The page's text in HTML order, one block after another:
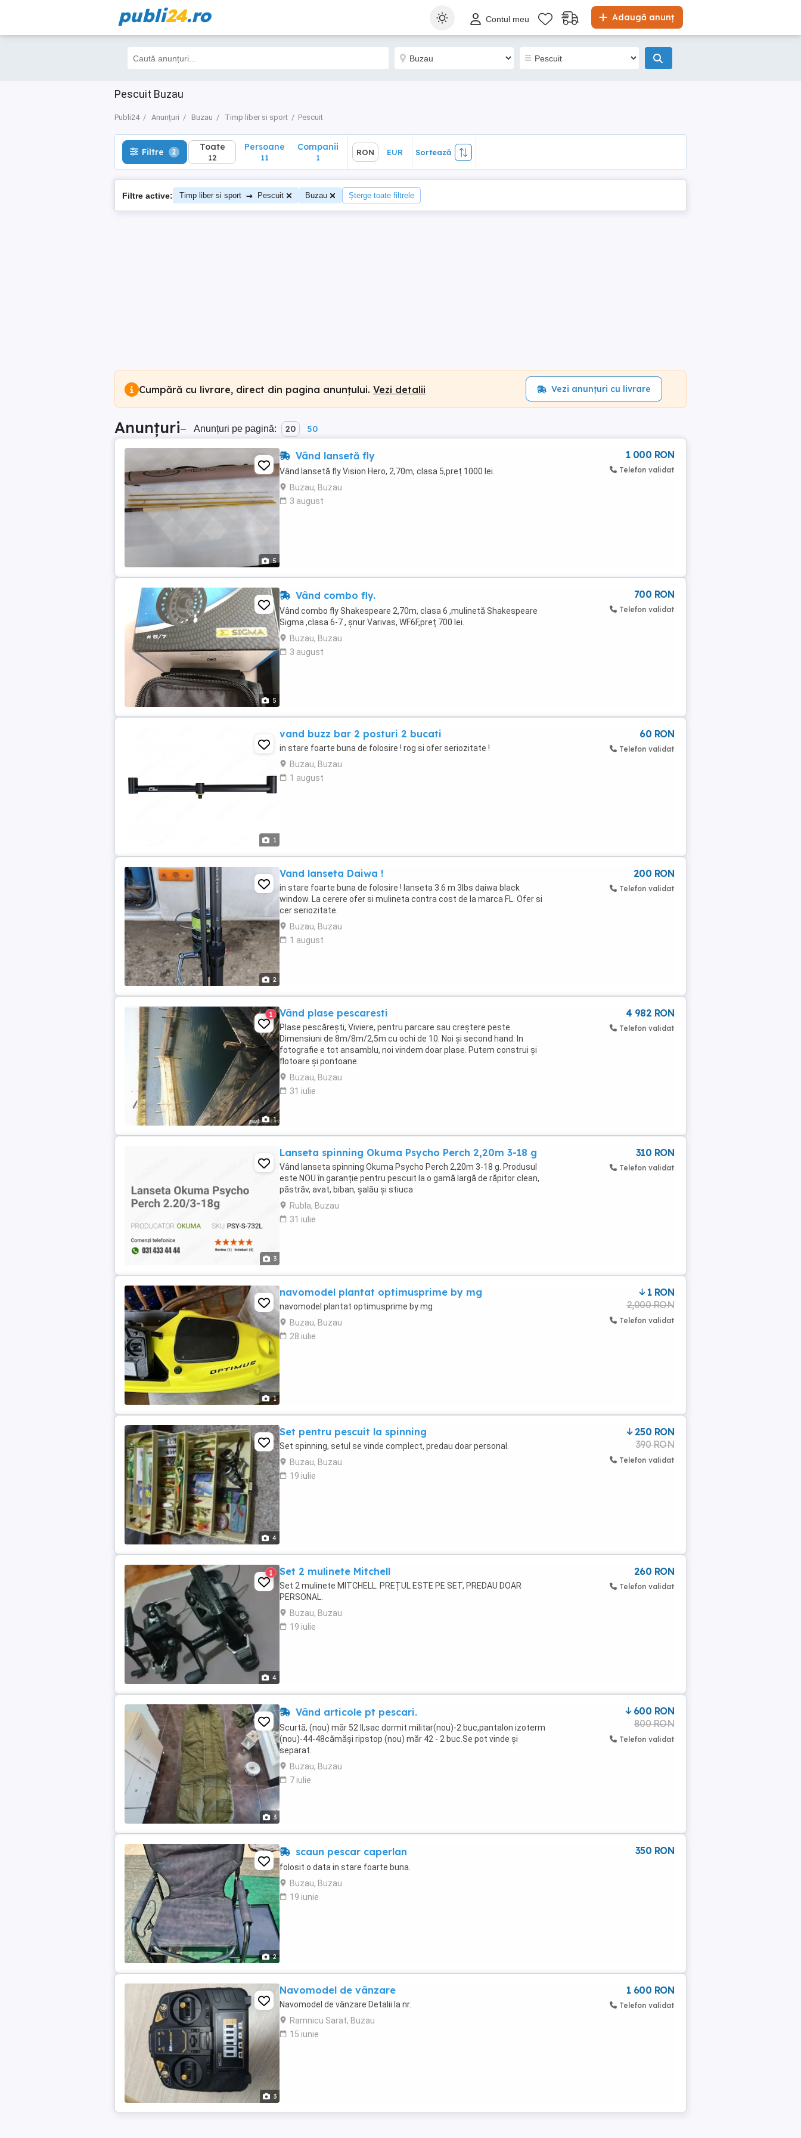
publi24.ro Adaugă anunț
Contul meu
Pescuit Buzau
Publi24 Anunțuri Buzau Timp liber si sport Pescuit
Filtre 2 Toate
12
Sortează
Filtre 2 Toate
12
Persoane
11
Companii
1
RON EUR Sortează
Filtre active: Timp liber si sport → Pescuit Buzau Șterge toate filtrele
Cumpără cu livrare, direct din pagina anunțului. Vezi detalii Vezi anunțuri cu livrare
Anunțuri– Anunțuri pe pagină: 20 50
5
Vând lansetă fly
Vând lansetă fly Vision Hero, 2,70m, clasa 5,preț 1000 lei.
Buzau, Buzau
3 august
1 000 RON
Telefon validat
5
Vând combo fly.
Vând combo fly Shakespeare 2,70m, clasa 6 ,mulinetă Shakespeare
Sigma ,clasa 6-7 , șnur Varivas, WF6F,preț 700 lei.
Buzau, Buzau
3 august
700 RON
Telefon validat
1
vand buzz bar 2 posturi 2 bucati
in stare foarte buna de folosire ! rog si ofer seriozitate !
Buzau, Buzau
1 august
60 RON
Telefon validat
2
Vand lanseta Daiwa !
in stare foarte buna de folosire ! lanseta 3.6 m 3lbs daiwa black
window. La cerere ofer si mulineta contra cost de la marca FL. Ofer si
cer seriozitate.
Buzau, Buzau
1 august
200 RON
Telefon validat
1
1 Vând plase pescaresti
Plase pescărești, Viviere, pentru parcare sau creștere peste.
Dimensiuni de 8m/8m/2,5m cu ochi de 10. Noi și second hand. In
fotografie e tot ansamblu, noi vindem doar plase. Putem construi și
flotoare și pontoane.
Buzau, Buzau
31 iulie
4 982 RON
Telefon validat
3
Lanseta spinning Okuma Psycho Perch 2,20m 3-18 g
Vând lanseta spinning Okuma Psycho Perch 2,20m 3-18 g. Produsul
este NOU în garanție pentru pescuit la o gamă largă de răpitor clean,
păstrăv, avat, biban, șalău și stiuca
Rubla, Buzau
31 iulie
310 RON
Telefon validat
1
navomodel plantat optimusprime by mg
navomodel plantat optimusprime by mg
Buzau, Buzau
28 iulie
1 RON
2,000 RON
Telefon validat
4
Set pentru pescuit la spinning
Set spinning, setul se vinde complect, predau doar personal.
Buzau, Buzau
19 iulie
250 RON
390 RON
Telefon validat
4
1 Set 2 mulinete Mitchell
Set 2 mulinete MITCHELL. PREȚUL ESTE PE SET, PREDAU DOAR
PERSONAL.
Buzau, Buzau
19 iulie
260 RON
Telefon validat
3
Vând articole pt pescari.
Scurtă, (nou) măr 52 ll,sac dormit militar(nou)-2 buc,pantalon izoterm
(nou)-44-48cămăși ripstop (nou) măr 42 - 2 buc.Se pot vinde și
separat.
Buzau, Buzau
7 iulie
600 RON
800 RON
Telefon validat
2
scaun pescar caperlan
folosit o data in stare foarte buna.
Buzau, Buzau
19 iunie
350 RON
3
Navomodel de vânzare
Navomodel de vânzare Detalii la nr.
Ramnicu Sarat, Buzau
15 iunie
1 600 RON
Telefon validat